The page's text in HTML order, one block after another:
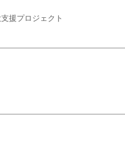
援プロジェクト